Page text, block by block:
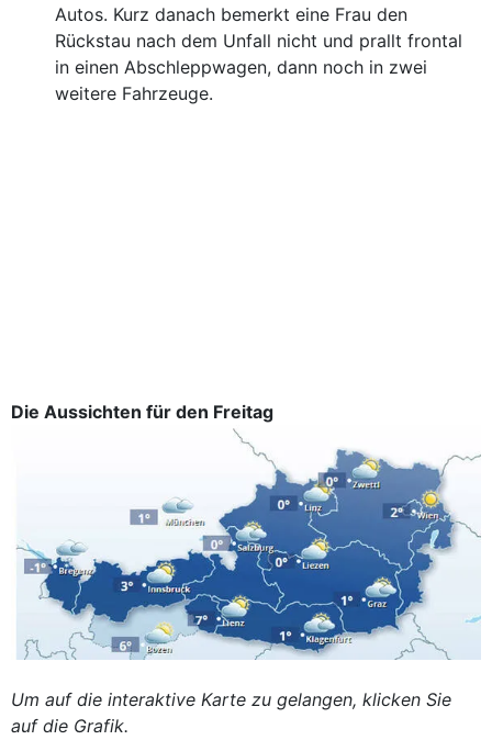
Autos. Kurz danach bemerkt eine Frau den
Rückstau nach dem Unfall nicht und prallt frontal
in einen Abschlepp­wagen, dann noch in zwei
weitere Fahrzeuge.
Die Aussichten für den Freitag
Um auf die interaktive Karte zu gelangen, klicken Sie
auf die Grafik.